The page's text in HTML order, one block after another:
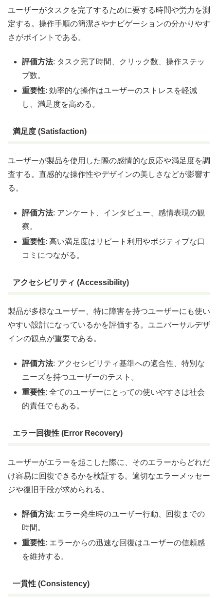
ユーザーがタスクを完了するために要する時間や労力を測
定する。操作手順の簡潔さやナビゲーションの分かりやす
さがポイントである。
評価方法: タスク完了時間、クリック数、操作ステッ
プ数。
重要性: 効率的な操作はユーザーのストレスを軽減
し、満足度を高める。
満足度 (Satisfaction)
ユーザーが製品を使用した際の感情的な反応や満足度を調
査する。直感的な操作性やデザインの美しさなどが影響す
る。
評価方法: アンケート、インタビュー、感情表現の観
察。
重要性: 高い満足度はリピート利用やポジティブな口
コミにつながる。
アクセシビリティ (Accessibility)
製品が多様なユーザー、特に障害を持つユーザーにも使い
やすい設計になっているかを評価する。ユニバーサルデザ
インの観点が重要である。
評価方法: アクセシビリティ基準への適合性、特別な
ニーズを持つユーザーのテスト。
重要性: 全てのユーザーにとっての使いやすさは社会
的責任でもある。
エラー回復性 (Error Recovery)
ユーザーがエラーを起こした際に、そのエラーからどれだ
け容易に回復できるかを検証する。適切なエラーメッセー
ジや復旧手段が求められる。
評価方法: エラー発生時のユーザー行動、回復までの
時間。
重要性: エラーからの迅速な回復はユーザーの信頼感
を維持する。
一貫性 (Consistency)